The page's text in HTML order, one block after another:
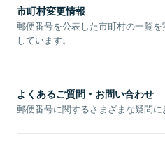
市町村変更情報
郵便番号を公表した市町村の一覧
しています。
よくあるご質問・お問い合わせ
郵便番号に関するさまざまな疑問に